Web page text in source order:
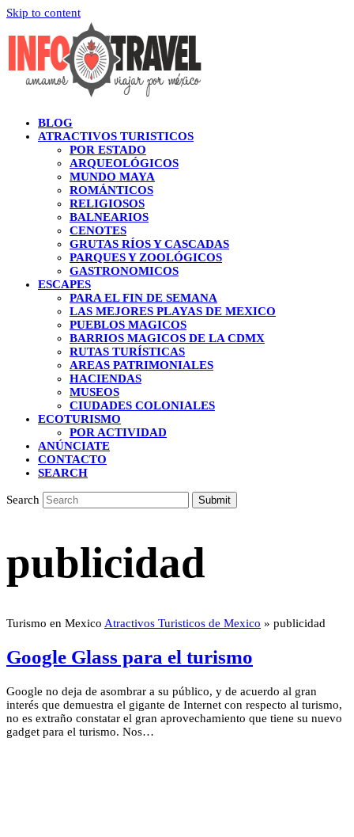
Skip to content
BLOG
ATRACTIVOS TURISTICOS
POR ESTADO
ARQUEOLÓGICOS
MUNDO MAYA
ROMÁNTICOS
RELIGIOSOS
BALNEARIOS
CENOTES
GRUTAS RÍOS Y CASCADAS
PARQUES Y ZOOLÓGICOS
GASTRONOMICOS
ESCAPES
PARA EL FIN DE SEMANA
LAS MEJORES PLAYAS DE MEXICO
PUEBLOS MAGICOS
BARRIOS MAGICOS DE LA CDMX
RUTAS TURÍSTICAS
AREAS PATRIMONIALES
HACIENDAS
MUSEOS
CIUDADES COLONIALES
ECOTURISMO
POR ACTIVIDAD
ANÚNCIATE
CONTACTO
SEARCH
Search Submit
publicidad
Turismo en Mexico Atractivos Turisticos de Mexico » publicidad
Google Glass para el turismo
Google no deja de asombrar a su público, y de acuerdo al gran
interés que demuestra el gigante de Internet con respecto al turismo,
no es extraño constatar el gran aprovechamiento que tiene su nuevo
gadget para el turismo. Nos…